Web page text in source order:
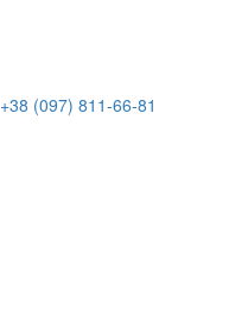
+38 (097) 811-66-81